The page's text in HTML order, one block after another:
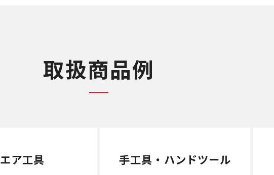
取扱商品例
エア工具 手工具・ハンドツール